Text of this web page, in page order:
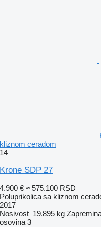
kliznom ceradom
14
Krone SDP 27
4.900 € ≈ 575.100 RSD
Poluprikolica sa kliznom
2017
Nosivost 19.895 kg
osovina 3